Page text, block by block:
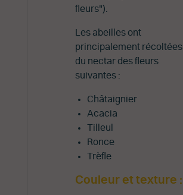
fleurs").
Les abeilles ont
principalement récoltées
du nectar des fleurs
suivantes :
Châtaignier
Acacia
Tilleul
Ronce
Trèfle
Couleur et texture :